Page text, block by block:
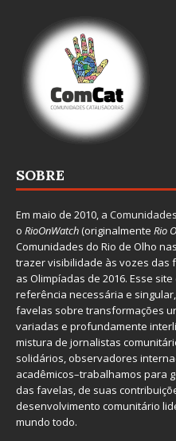
SOBRE
Em maio de 2010, a
o RioOnWatch(originalmente Rio
Comunidades do Rio de Olho
trazer visibilidade às vozes das
as Olimpíadas de 2016. Esse
referência necessária e
favelas sobre transformações
variadas e profundamente
mistura de jornalistas
solidários, observadores
acadêmicos–trabalhamos para
das favelas, de suas
desenvolvimento comunitário
mundo todo.